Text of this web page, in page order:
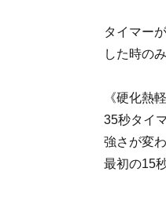
タイマー
した時の
《硬化熱
35秒タイ
強さが変
最初の15